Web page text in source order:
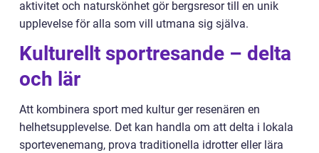
aktivitet och naturskönhet gör bergsresor till en unik
upplevelse för alla som vill utmana sig själva.
Kulturellt sportresande – delta
och lär
Att kombinera sport med kultur ger resenären en
helhetsupplevelse. Det kan handla om att delta i lokala
sportevenemang, prova traditionella idrotter eller lära